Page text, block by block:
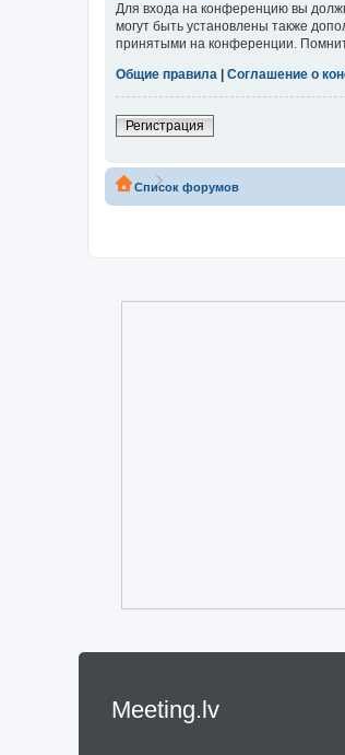
Для входа на конференцию вы
могут быть установлены также
принятыми на конференции.
Общие правила
Соглашение о
Регистрация
Список форумов
Meeting.lv